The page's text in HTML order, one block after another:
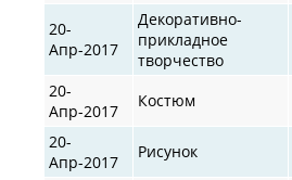
20-
Апр-2017
Декоративно-
прикладное
творчество
20-
Апр-2017
Костюм
20-
Апр-2017
Рисунок